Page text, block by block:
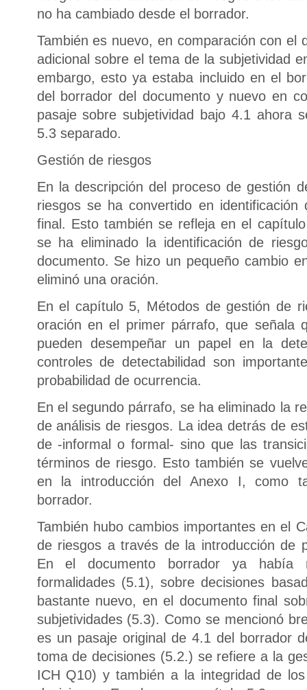
no ha cambiado desde el borrador.
También es nuevo, en comparación con el
adicional sobre el tema de la subjetividad
embargo, esto ya estaba incluido en el
del borrador del documento y nuevo en
pasaje sobre subjetividad bajo 4.1 ahora
5.3 separado.
Gestión de riesgos
En la descripción del proceso de gestión
riesgos se ha convertido en
final. Esto también se refleja en el
se ha eliminado la identificación de
documento. Se hizo un pequeño cambio
eliminó una oración.
En el capítulo 5, Métodos de gestión de
oración en el primer párrafo, que señala
pueden desempeñar un papel en la
controles de detectabilidad son
probabilidad de ocurrencia.
En el segundo párrafo, se ha eliminado la
de análisis de riesgos. La idea detrás de
de -informal o formal- sino que las
términos de riesgo. Esto también se
en la introducción del Anexo I, como
borrador.
También hubo cambios importantes en el
de riesgos a través de la introducción de
En el documento borrador ya había
formalidades (5.1), sobre decisiones
bastante nuevo, en el documento final
subjetividades (5.3). Como se mencionó
es un pasaje original de 4.1 del borrador
toma de decisiones (5.2.) se refiere a la
ICH Q10) y también a la integridad de